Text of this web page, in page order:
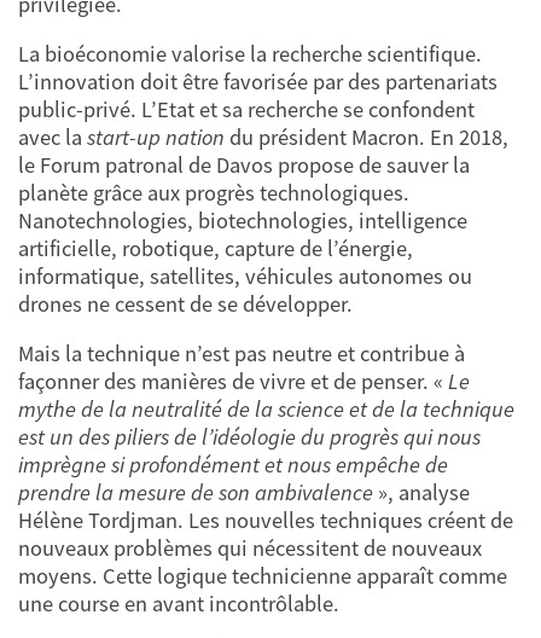
La bioéconomie valorise la recherche scientifique.
L’innovation doit être favorisée par des partenariats
public-privé. L’Etat et sa recherche se confondent
avec la start-up nation du président Macron. En 2018,
le Forum patronal de Davos propose de sauver la
planète grâce aux progrès technologiques.
Nanotechnologies, biotechnologies, intelligence
artificielle, robotique, capture de l’énergie,
informatique, satellites, véhicules autonomes ou
drones ne cessent de se développer.
Mais la technique n’est pas neutre et contribue à
façonner des manières de vivre et de penser. « Le
mythe de la neutralité de la science et de la technique
est un des piliers de l’idéologie du progrès qui nous
imprègne si profondément et nous empêche de
prendre la mesure de son ambivalence », analyse
Hélène Tordjman. Les nouvelles techniques créent de
nouveaux problèmes qui nécessitent de nouveaux
moyens. Cette logique technicienne apparaît comme
une course en avant incontrôlable.